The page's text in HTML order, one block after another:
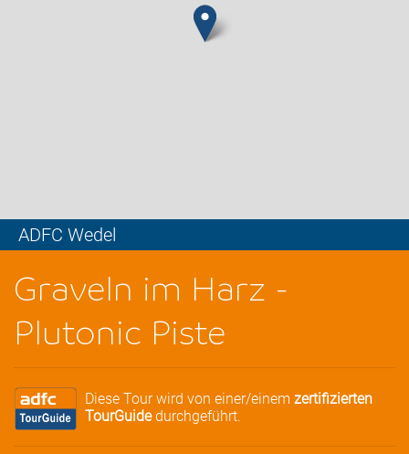
ADFC Wedel
Graveln im Harz -
Plutonic Piste
Diese Tour wird von einer/einem zertifizierten
TourGuidedurchgeführt.